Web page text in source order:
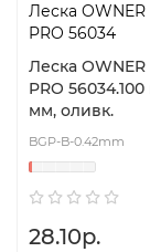
Леска OWNER
PRO 56034
Леска OWNER
PRO 56034.100
мм, оливк.
BGP-B-0.42mm
28.10р.